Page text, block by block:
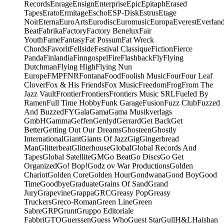
RecordsEnrageEnsignEnterpriseEpicEpitaphErased
TapesEratoErmitageEschoESP-DiskEstrusEtage
NoirEternaEuroArtsEurodiscEuromusicEuropaEverest
BeatFabrikaFactoryFactory BeneluxFair
YouthFameFantasyFat PossumFat Wreck
ChordsFavoritFellsideFestival ClassiqueFictionFierce
PandaFinlandiaFinngospelFireFlashbackFlyFlying
DutchmanFlying HighFlying Nun
EuropeFMPFNRFontanaFoodFoolish MusicFourFour Leaf
CloverFox & His FriendsFox MusicFreedomFrogFrom The
Jazz VaultFrontierFrontiersFrontiers Music SRLFueled By
RamenFull Time HobbyFunk GarageFusionFuzz ClubFuzzed
And BuzzedFYGalaGamaGama Musikverlags
GmbHGammaGeffenGenlydGerrardGet BackGet
BetterGetting Out Our DreamsGhosteenGhostly
InternationalGiantGiants Of JazzGigGingerbread
ManGlitterbeatGlitterhouseGlobalGlobal Records And
TapesGlobal SatelliteGMGo BeatGo DiscsGo Get
OrganizedGo! Bop!Godz ov War ProductionsGolden
ChariotGolden CoreGolden HourGondwanaGood BoyGood
TimeGoodbyeGraduateGrains Of SandGrand
JuryGrapevineGrappaGRCGreasy PopGreasy
TruckersGreco-RomanGreen LineGreen
SabreGRPGruntGruppo Editoriale
FabbriGTOGuerssenGuess WhoGuest StarGullH&LHaishan